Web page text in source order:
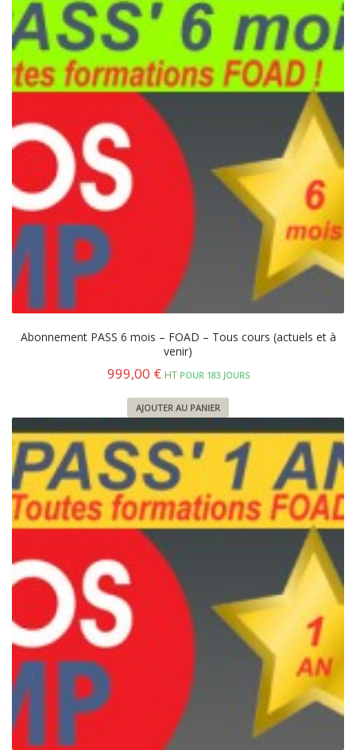
Abonnement PASS 6 mois – FOAD – Tous cours (actuels et à
venir)
999,00 € HTPOUR 183 JOURS
AJOUTER AU PANIER